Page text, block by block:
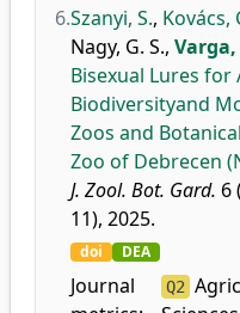
6.Szanyi, S., Kovács,
Nagy, G. S., Varga,
Bisexual Lures for
Biodiversityand
Zoos and
Zoo of Debrecen
J. Zool. Bot. Gard. 6
11), 2025.
doi DEA
Journal
Q2